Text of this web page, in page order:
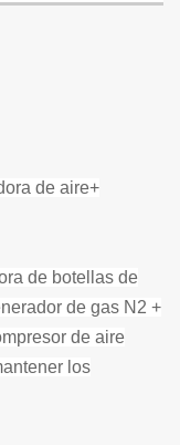
de aire+
de botellas de
de gas N2 +
de aire
los